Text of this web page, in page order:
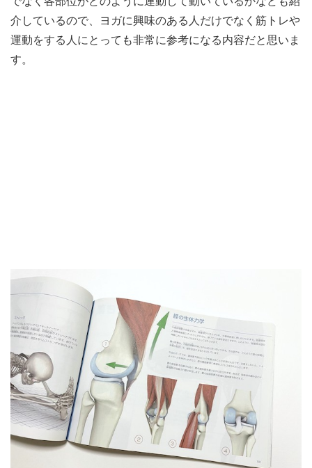
介しているので、ヨガに興味のある人だけでなく筋トレや
運動をする人にとっても非常に参考になる内容だと思いま
す。